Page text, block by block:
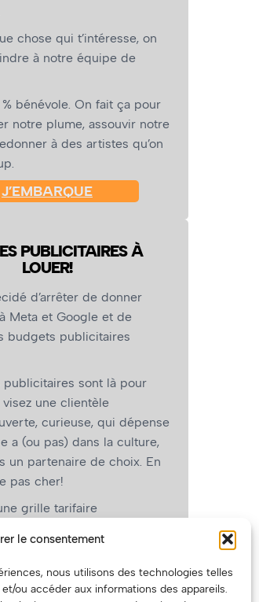
le consentement
nous utilisons des technologies telles
ou accéder aux informations des appareils.
chose qui t’intéresse, on
à notre équipe de
% bénévole. On fait ça pour
notre plume, assouvir notre
à des artistes qu’on
J’EMBARQUE
PUBLICITAIRES À
LOUER!
d’arrêter de donner
Meta et Google et de
budgets publicitaires
publicitaires sont là pour
visez une clientèle
curieuse, qui dépense
a (ou pas) dans la culture,
un partenaire de choix. En
pas cher!
grille tarifaire